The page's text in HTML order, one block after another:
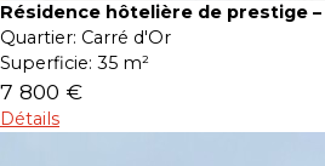
Résidence hôtelière de prestige
Quartier: Carré d'Or
Superficie: 35 m²
7 800 €
Détails